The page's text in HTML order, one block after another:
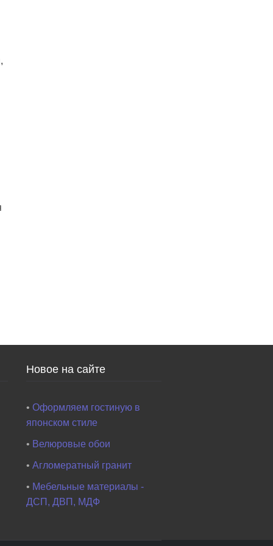
Новое на сайте
• Оформляем гостиную в
японском стиле
• Велюровые обои
• Агломератный гранит
• Мебельные материалы -
ДСП, ДВП, МДФ